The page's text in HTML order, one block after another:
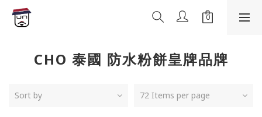
CHO 泰國 防水粉餅皇牌品牌
Sort by 72 Items per page